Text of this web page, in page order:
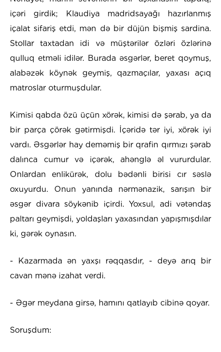
içəri girdik; Klaudiya madridsayağı hazırlanmış
içalat sifariş etdi, mən də bir düjün bişmiş sardina.
Stollar taxtadan idi və müştərilər özləri özlərinə
qulluq etməli idilər. Burada əsgərlər, beret qoymuş,
alabəzək köynək geymiş, qazmaçılar, yaxası açıq
matroslar oturmuşdular.
Kimisi qabda özü üçün xörək, kimisi də şərab, ya da
bir parça çörək gətirmişdi. İçəridə tər iyi, xörək iyi
vardı. Əsgərlər hay deməmiş bir qrafin qırmızı şərab
dalınca cumur və içərək, ahənglə əl vururdular.
Onlardan enlikürək, dolu bədənli birisi cır səslə
oxuyurdu. Onun yanında nərmənazik, sarışın bir
əsgər divara söykənib içirdi. Yoxsul, adi vətəndaş
paltarı geymişdi, yoldaşları yaxasından yapışmışdılar
ki, gərək oynasın.
- Kazarmada ən yaxşı rəqqasdır, - deyə arıq bir
cavan mənə izahat verdi.
- Əgər meydana girsə, hamını qatlayıb cibinə qoyar.
Soruşdum: